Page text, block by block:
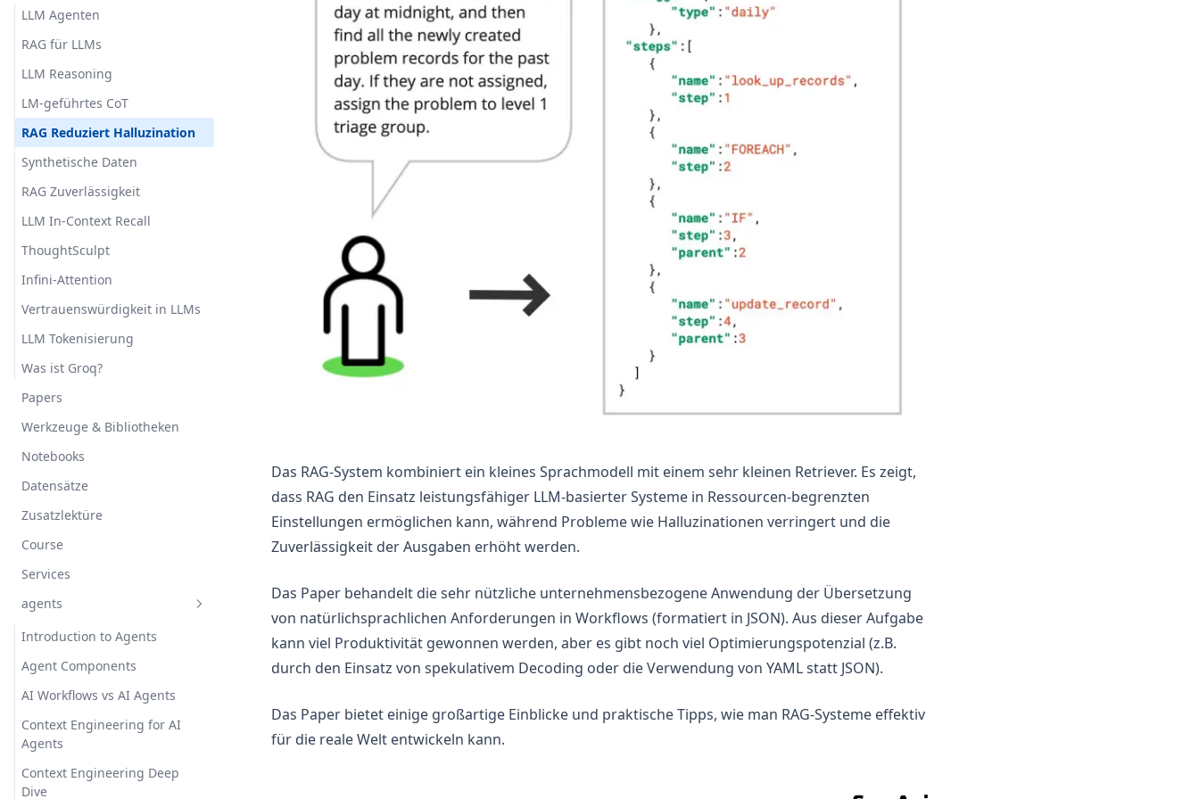
LLM Agenten
RAG für LLMs
LLM Reasoning
LM-geführtes CoT
RAG Reduziert Halluzination
Synthetische Daten
RAG Zuverlässigkeit
LLM In-Context Recall
ThoughtSculpt
Infini-Attention
Vertrauenswürdigkeit in LLMs
LLM Tokenisierung
Was ist Groq?
Papers
Werkzeuge & Bibliotheken
Notebooks
Datensätze
Zusatzlektüre
Course
Services
agents
Introduction to Agents
Agent Components
AI Workflows vs AI Agents
Context Engineering for AI
Agents
Context Engineering Deep
Dive
Das RAG-System kombiniert ein kleines Sprachmodell mit einem sehr kleinen Retriever. Es zeigt,
dass RAG den Einsatz leistungsfähiger LLM-basierter Systeme in Ressourcen-begrenzten
Einstellungen ermöglichen kann, während Probleme wie Halluzinationen verringert und die
Zuverlässigkeit der Ausgaben erhöht werden.
Das Paper behandelt die sehr nützliche unternehmensbezogene Anwendung der Übersetzung
von natürlichsprachlichen Anforderungen in Workflows (formatiert in JSON). Aus dieser Aufgabe
kann viel Produktivität gewonnen werden, aber es gibt noch viel Optimierungspotenzial (z.B.
durch den Einsatz von spekulativem Decoding oder die Verwendung von YAML statt JSON).
Das Paper bietet einige großartige Einblicke und praktische Tipps, wie man RAG-Systeme effektiv
für die reale Welt entwickeln kann.